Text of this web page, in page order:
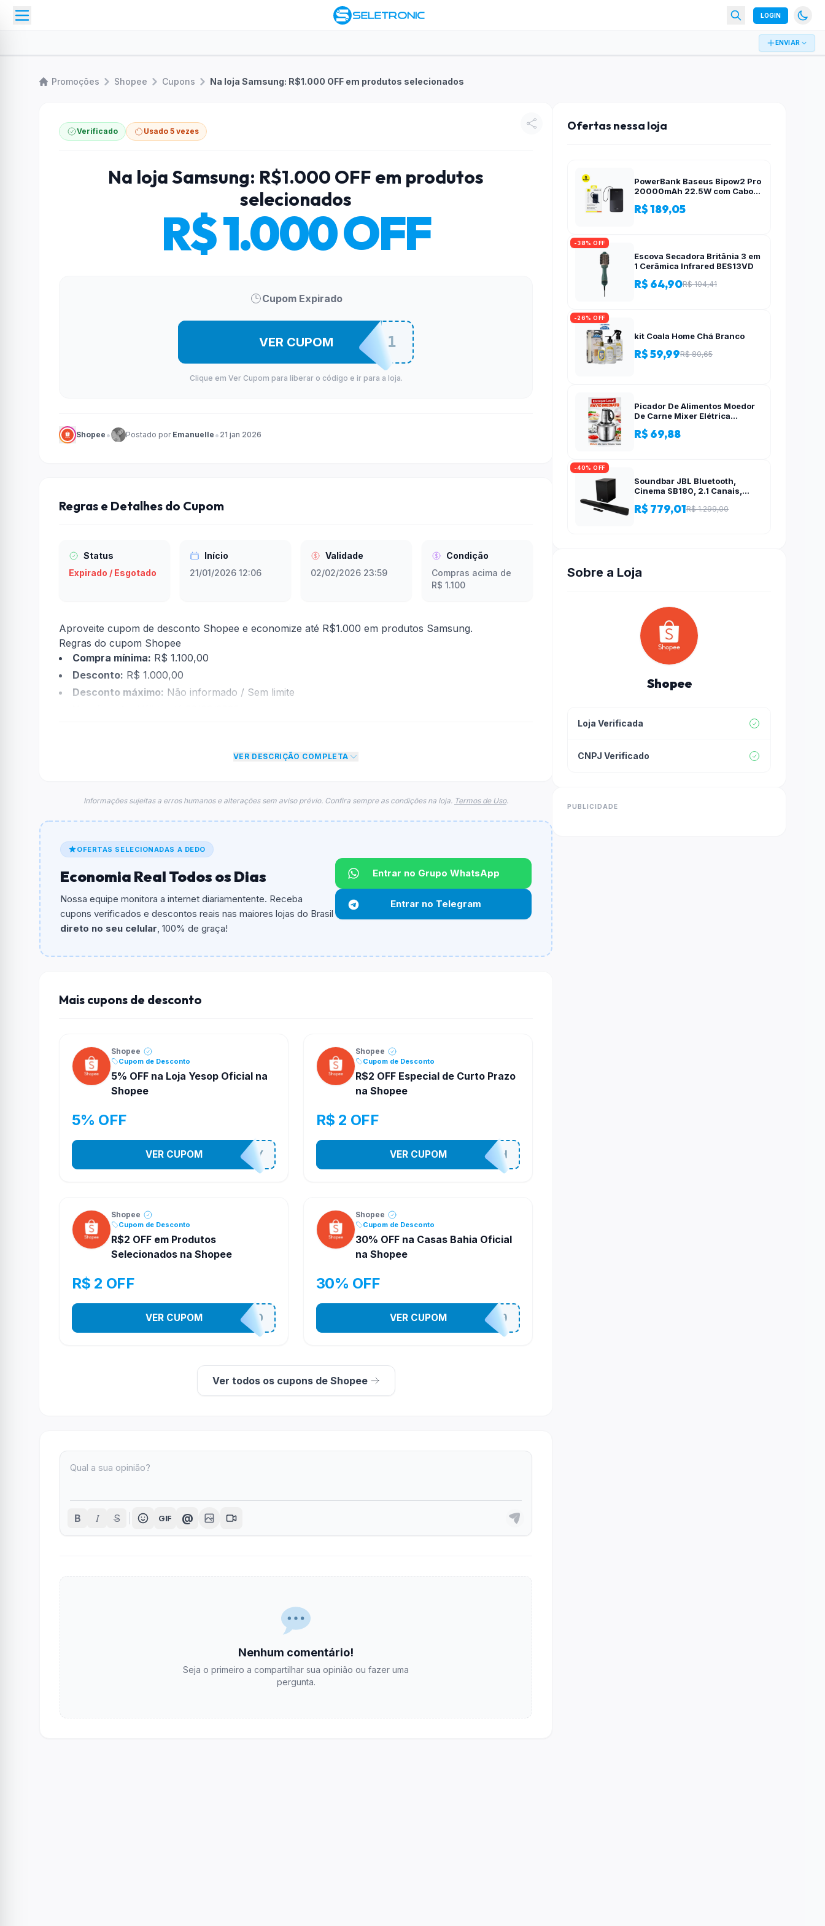
LOGIN
ENVIAR
Promoções Shopee Cupons Na loja Samsung: R$1.000 OFF em produtos selecionados
Verificado Usado 5 vezes
Na loja Samsung: R$1.000 OFF em produtos
selecionados
R$ 1.000 OFF
Cupom Expirado
SAMSSSG1
VER CUPOM
Clique em Ver Cupom para liberar o código e ir para a loja.
Shopee • Postado por Emanuelle • 21 jan 2026
Regras e Detalhes do Cupom
Status
Expirado / Esgotado
Início
21/01/2026 12:06
Validade
02/02/2026 23:59
Condição
Compras acima de
R$ 1.100
Aproveite cupom de desconto Shopee e economize até R$1.000 em produtos Samsung.
Regras do cupom Shopee
Compra mínima: R$ 1.100,00
Desconto: R$ 1.000,00
Desconto máximo: Não informado / Sem limite
econtradas informações sobre restrição de teto máximo para esse cupom.
O código é
SAMSSSG1
De quanto é o desconto?
O valor minimo de compra é R$ 1.100,00.
Qual é o desconto máximo?
Não informado ou sem limite.
VER DESCRIÇÃO COMPLETA
Informações sujeitas a erros humanos e alterações sem aviso prévio. Confira sempre as condições na loja. Termos de Uso.
OFERTAS SELECIONADAS A DEDO
Economia Real Todos os Dias
Nossa equipe monitora a internet diariamentente. Receba
cupons verificados e descontos reais nas maiores lojas do Brasil
direto no seu celular, 100% de graça!
Entrar no Grupo WhatsApp
Entrar no Telegram
Mais cupons de desconto
Shopee
Cupom de Desconto
5% OFF na Loja Yesop Oficial na
Shopee
5% OFF
YESO274Y
VER CUPOM
Shopee
Cupom de Desconto
R$2 OFF Especial de Curto Prazo
na Shopee
R$ 2 OFF
VNOXHEDSH
VER CUPOM
Shopee
Cupom de Desconto
R$2 OFF em Produtos
Selecionados na Shopee
R$ 2 OFF
VNOXVHJFD
VER CUPOM
Shopee
Cupom de Desconto
30% OFF na Casas Bahia Oficial
na Shopee
30% OFF
CASATEL30
VER CUPOM
Ver todos os cupons de Shopee
B I S GIF @
Nenhum comentário!
Seja o primeiro a compartilhar sua opinião ou fazer uma
pergunta.
Ofertas nessa loja
PowerBank Baseus Bipow2 Pro
20000mAh 22.5W com Cabo
EnerFill FC51
R$ 189,05
-38% OFF
Escova Secadora Britânia 3 em
1 Cerâmica Infrared BES13VD
R$ 64,90R$ 104,41
-26% OFF
kit Coala Home Chá Branco
R$ 59,99R$ 80,65
Picador De Alimentos Moedor
De Carne Mixer Elétrica
Alho – 110v-220v
R$ 69,88
-40% OFF
Soundbar JBL Bluetooth,
Cinema SB180, 2.1 Canais,
110W RMS
R$ 779,01R$ 1.299,00
Sobre a Loja
Shopee
Loja Verificada
CNPJ Verificado
PUBLICIDADE